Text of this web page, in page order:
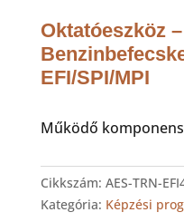
Oktatóeszköz –
EFI/SPI/MPI
Működő
Cikkszám: AES-TRN-
Kategória: Képzési